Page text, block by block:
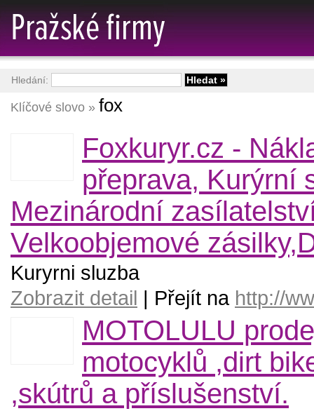
Klíčové slovo » fox
Foxkuryr.cz -
přeprava, Kurýrní
Mezinárodní
Velkoobjemové
Kuryrni sluzba
Zobrazit detail | Přejít na http://
MOTOLULU
motocyklů ,dirt
,skútrů a příslušenství.
Hledání: